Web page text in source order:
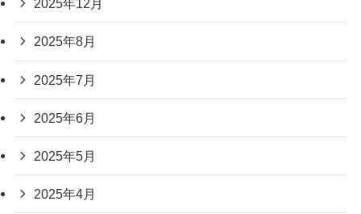
2025年12月
2025年8月
2025年7月
2025年6月
2025年5月
2025年4月